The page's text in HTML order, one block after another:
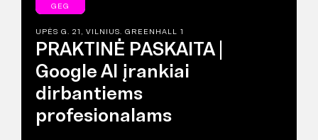
GEG
UPĖS G. 21, VILNIUS. GREENHALL 1
PRAKTINĖ PASKAITA |
Google AI įrankiai
dirbantiems
profesionalams